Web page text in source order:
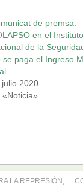
de premsa:
en el Instituto
de la
se paga el Ingreso
julio 2020
«Noticia»
LA REPRESIÓN,